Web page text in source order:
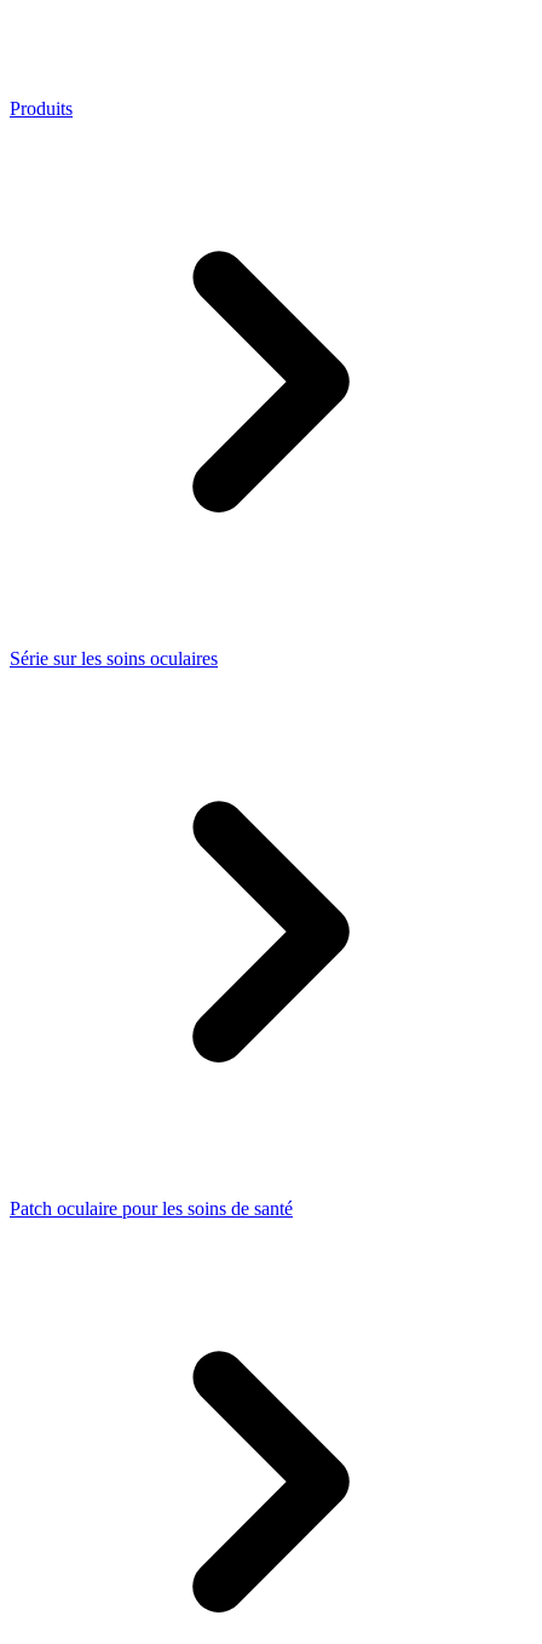
Produits
Série sur les soins oculaires
Patch oculaire pour les soins de santé